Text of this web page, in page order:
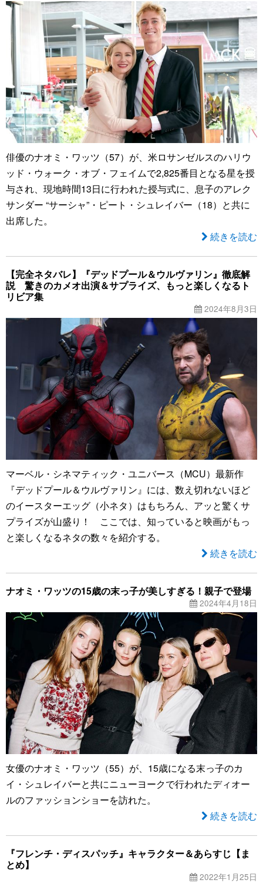
俳優のナオミ・ワッツ（57）が、米ロサンゼルスのハリウ
ッド・ウォーク・オブ・フェイムで2,825番目となる星を授
与され、現地時間13日に行われた授与式に、息子のアレク
サンダー “サーシャ”・ピート・シュレイバー（18）と共に
出席した。
続きを読む
【完全ネタバレ】『デッドプール＆ウルヴァリン』徹底解
説 驚きのカメオ出演＆サプライズ、もっと楽しくなるト
リビア集
2024年8月3日
マーベル・シネマティック・ユニバース（MCU）最新作
『デッドプール＆ウルヴァリン』には、数え切れないほど
のイースターエッグ（小ネタ）はもちろん、アッと驚くサ
プライズが山盛り！ ここでは、知っていると映画がもっ
と楽しくなるネタの数々を紹介する。
続きを読む
ナオミ・ワッツの15歳の末っ子が美しすぎる！親子で登場
2024年4月18日
女優のナオミ・ワッツ（55）が、15歳になる末っ子のカ
イ・シュレイバーと共にニューヨークで行われたディオー
ルのファッションショーを訪れた。
続きを読む
『フレンチ・ディスパッチ』キャラクター＆あらすじ【ま
とめ】
2022年1月25日